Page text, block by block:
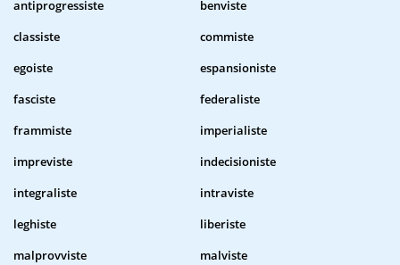
antiprogressiste
benviste
classiste
commiste
egoiste
espansioniste
fasciste
federaliste
frammiste
imperialiste
impreviste
indecisioniste
integraliste
intraviste
leghiste
liberiste
malprovviste
malviste